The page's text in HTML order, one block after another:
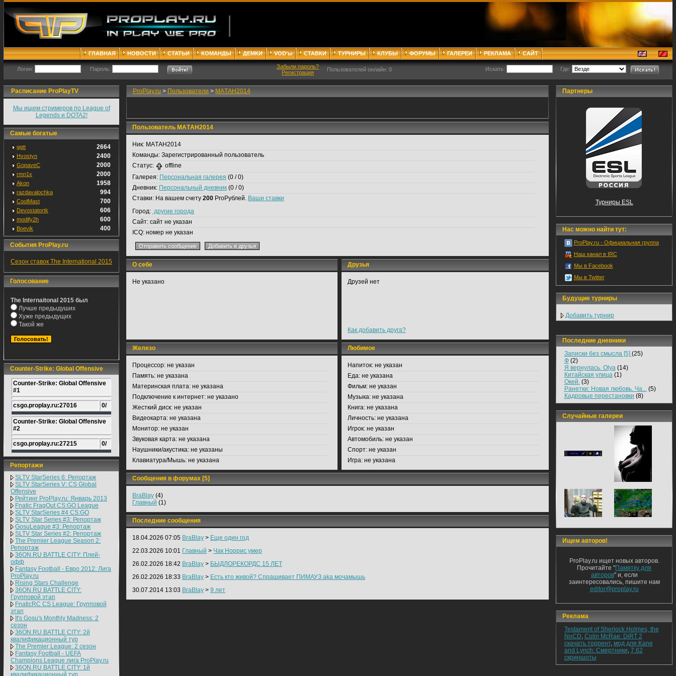
ГЛАВНАЯ НОВОСТИ СТАТЬИ КОМАНДЫ ДЕМКИ VOD'ы СТАВКИ ТУРНИРЫ КЛУБЫ ФОРУМЫ ГАЛЕРЕИ РЕКЛАМА САЙТ
Логин: Пароль:
Забыли пароль?
Регистрация
Пользователей онлайн: 0 Искать: Где:
Расписание ProPlayTV
Мы ищем стримеров по League of
Legends и DOTA2!
Самые богатые
ggtt 2664
Hvostyn 2400
GopaveC 2000
rmn1x 2000
Akon 1958
razdavalochka 994
CoolMast 700
Devostatortk 606
modify2h 600
Boevik 400
События ProPlay.ru
Сезон ставок The International 2015
Голосование
The Internaitonal 2015 был
Лучше предыдуших
Хуже предыдущих
Такой же
Counter-Strike: Global Offensive
Counter-Strike: Global Offensive
#1
csgo.proplay.ru:27016 0/
Counter-Strike: Global Offensive
#2
csgo.proplay.ru:27215 0/
Репортажи
SLTV StarSeries 6: Репортаж
SLTV StarSeries V: CS Global
Offensive
Рейтинг ProPlay.ru: Январь 2013
Fnatic FragOut CS:GO League
SLTV StarSeries #4 CS:GO
SLTV Star Series #3: Репортаж
GosuLeague #3: Репортаж
SLTV Star Series #2: Репортаж
The Premier League Season 2:
Репортаж
36ON.RU BATTLE CITY: Плей-
офф
Fantasy Football - Евро 2012: Лига
ProPlay.ru
Rising Stars Challenge
36ON.RU BATTLE CITY:
Групповой этап
FnaticRC CS League: Групповой
этап
It's Gosu's Monthly Madness: 2
сезон
36ON.RU BATTLE CITY: 2й
квалификационный тур
The Premier League: 2 cезон
Fantasy Football - UEFA
Champions League лига ProPlay.ru
36ON.RU BATTLE CITY: 1й
квалификационный тур
ProPlay.ru > Пользователи > МАTАH2014
Пользователь МАTАH2014
Ник: МАTАH2014
Команды: Зарегистрированный пользователь
Статус:
offline
Галерея: Персональная галерея (0 / 0)
Дневник: Персональный дневник (0 / 0)
Ставки: На вашем счету 200 ProРублей. Ваши ставки
Город: другие города
Сайт: сайт не указан
ICQ: номер не указан
О себе
Не указано
Друзья
Друзей нет
Как добавить друга?
Железо
Процессор: не указан
Память: не указана
Материнская плата: не указана
Подключение к интернет: не указано
Жесткий диск: не указан
Видеокарта: не указана
Монитор: не указан
Звуковая карта: не указана
Наушники/акустика: не указаны
Клавиатура/Мышь: не указана
Любимое
Напиток: не указан
Еда: не указана
Фильм: не указан
Музыка: не указана
Книга: не указана
Личность: не указана
Игрок: не указан
Автомобиль: не указан
Спорт: не указан
Игра: не указана
Сообщения в форумах [5]
BraBlay (4)
Главный (1)
Последние сообщения
18.04.2026 07:05 BraBlay > Еще один год
22.03.2026 10:01 Главный > Чак Норрис умер
26.02.2026 18:42 BraBlay > БЫДЛОРЕКОРДС 15 ЛЕТ
26.02.2026 18:33 BraBlay > Есть кто живой? Спрашивает ПИМАУЗ aka мочамышь
30.07.2014 13:03 BraBlay > 9 лет
Партнеры
Турниры ESL
Нас можно найти тут:
ProPlay.ru - Официальная группа
Наш канал в IRC
Мы в Facebook
Мы в Twitter
Будущие турниры
Добавить турнир
Последние дневники
Записки без смысла [5] (25)
Ф(2)
Я вернулась. Olya(14)
Китайская улица(1)
Окей.(3)
Ранетки: Новая любовь. Ча...(5)
Кадровые перестановки (8)
Случайные галереи
Ищем авторов!
ProPlay.ru ищет новых авторов.
Прочитайте "Памятку для
авторов" и, если
заинтересовались, пишите нам
editor@proplay.ru
Реклама
Testament of Sherlock Holmes, the
NoCD, Colin McRae: DiRT 2
скачать торрент, мод для Kane
and Lynch: Смертники, 7.62
скриншоты